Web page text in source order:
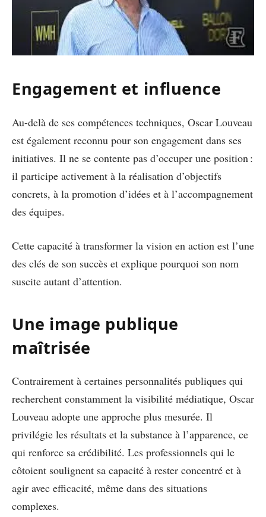
Engagement et influence
Au-delà de ses compétences techniques, Oscar Louveau
est également reconnu pour son engagement dans ses
initiatives. Il ne se contente pas d’occuper une position :
il participe activement à la réalisation d’objectifs
concrets, à la promotion d’idées et à l’accompagnement
des équipes.
Cette capacité à transformer la vision en action est l’une
des clés de son succès et explique pourquoi son nom
suscite autant d’attention.
Une image publique
maîtrisée
Contrairement à certaines personnalités publiques qui
recherchent constamment la visibilité médiatique, Oscar
Louveau adopte une approche plus mesurée. Il
privilégie les résultats et la substance à l’apparence, ce
qui renforce sa crédibilité. Les professionnels qui le
côtoient soulignent sa capacité à rester concentré et à
agir avec efficacité, même dans des situations
complexes.